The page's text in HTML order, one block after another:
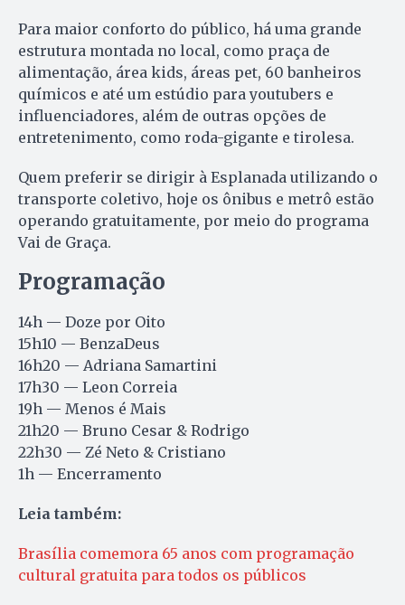
Para maior conforto do público, há uma grande
estrutura montada no local, como praça de
alimentação, área kids, áreas pet, 60 banheiros
químicos e até um estúdio para youtubers e
influenciadores, além de outras opções de
entretenimento, como roda-gigante e tirolesa.
Quem preferir se dirigir à Esplanada utilizando o
transporte coletivo, hoje os ônibus e metrô estão
operando gratuitamente, por meio do programa
Vai de Graça.
Programação
14h — Doze por Oito
15h10 — BenzaDeus
16h20 — Adriana Samartini
17h30 — Leon Correia
19h — Menos é Mais
21h20 — Bruno Cesar & Rodrigo
22h30 — Zé Neto & Cristiano
1h — Encerramento
Leia também:
Brasília comemora 65 anos com programação
cultural gratuita para todos os públicos